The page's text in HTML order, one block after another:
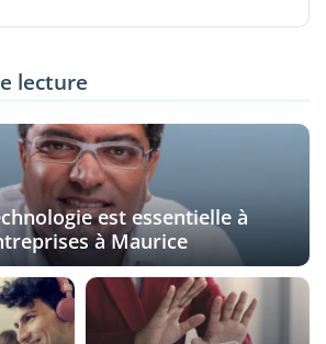
lecture
est essentielle à
à Maurice